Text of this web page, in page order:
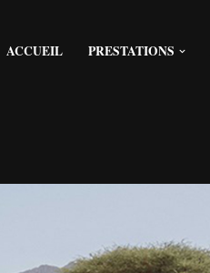
ACCUEIL PRESTATIONS